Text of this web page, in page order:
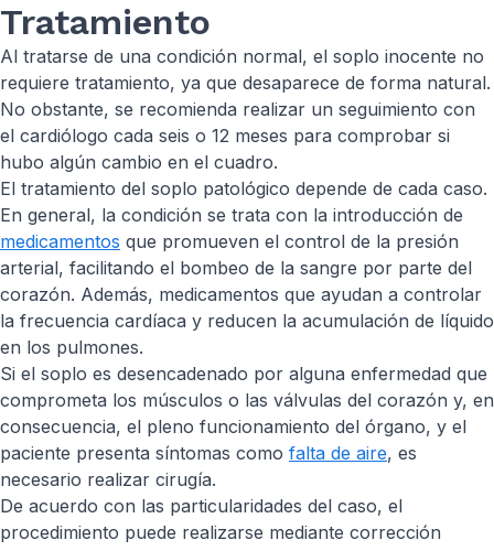
Tratamiento
Al tratarse de una condición normal, el soplo inocente no
requiere tratamiento, ya que desaparece de forma natural.
No obstante, se recomienda realizar un seguimiento con
el cardiólogo cada seis o 12 meses para comprobar si
hubo algún cambio en el cuadro.
El tratamiento del soplo patológico depende de cada caso.
En general, la condición se trata con la introducción de
medicamentos que promueven el control de la presión
arterial, facilitando el bombeo de la sangre por parte del
corazón. Además, medicamentos que ayudan a controlar
la frecuencia cardíaca y reducen la acumulación de líquido
en los pulmones.
Si el soplo es desencadenado por alguna enfermedad que
comprometa los músculos o las válvulas del corazón y, en
consecuencia, el pleno funcionamiento del órgano, y el
paciente presenta síntomas como falta de aire, es
necesario realizar cirugía.
De acuerdo con las particularidades del caso, el
procedimiento puede realizarse mediante corrección